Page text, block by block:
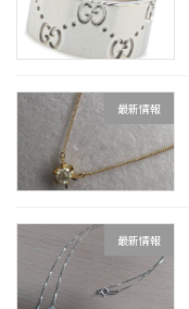
最新情報
最新情報